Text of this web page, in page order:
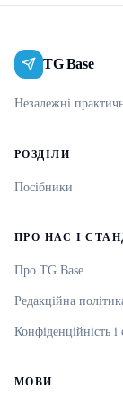
TG Base
Незалежні
РОЗДІЛИ
Посібники
ПРО НАС І
Про TG Base
Редакційна
Конфіденційність і
МОВИ